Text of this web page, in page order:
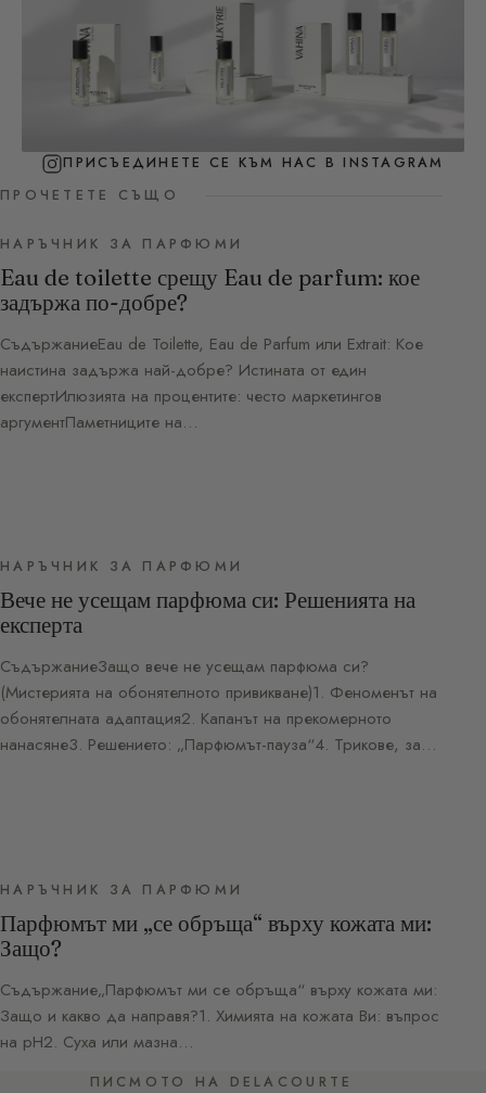
ПРИСЪЕДИНЕТЕ СЕ КЪМ НАС В INSTAGRAM
ПРОЧЕТЕТЕ СЪЩО
НАРЪЧНИК ЗА ПАРФЮМИ
Eau de toilette срещу Eau de parfum: кое
задържа по-добре?
СъдържаниеEau de Toilette, Eau de Parfum или Extrait: Кое
наистина задържа най-добре? Истината от един
експертИлюзията на процентите: често маркетингов
аргументПаметниците на…
НАРЪЧНИК ЗА ПАРФЮМИ
Вече не усещам парфюма си: Решенията на
експерта
СъдържаниеЗащо вече не усещам парфюма си?
(Мистерията на обонятелното привикване)1. Феноменът на
обонятелната адаптация2. Капанът на прекомерното
нанасяне3. Решението: „Парфюмът-пауза“4. Трикове, за…
НАРЪЧНИК ЗА ПАРФЮМИ
Парфюмът ми „се обръща“ върху кожата ми:
Защо?
Съдържание„Парфюмът ми се обръща“ върху кожата ми:
Защо и какво да направя?1. Химията на кожата Ви: въпрос
на pH2. Суха или мазна…
ПИСМОТО НА DELACOURTE